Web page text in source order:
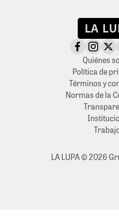
Quiénes
Política de
Términos y
Normas de la
LA LUPA © 2026